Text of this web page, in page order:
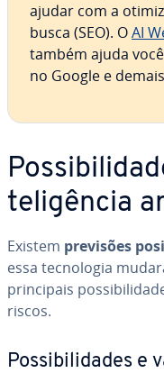
ajudar com a
busca (SEO). OAI
também ajuda
no Google e
te­li­gên­cia
Existem previsões
essa tec­no­lo­gia
prin­ci­pais
riscos.
Pos­si­bi­li­da­des e